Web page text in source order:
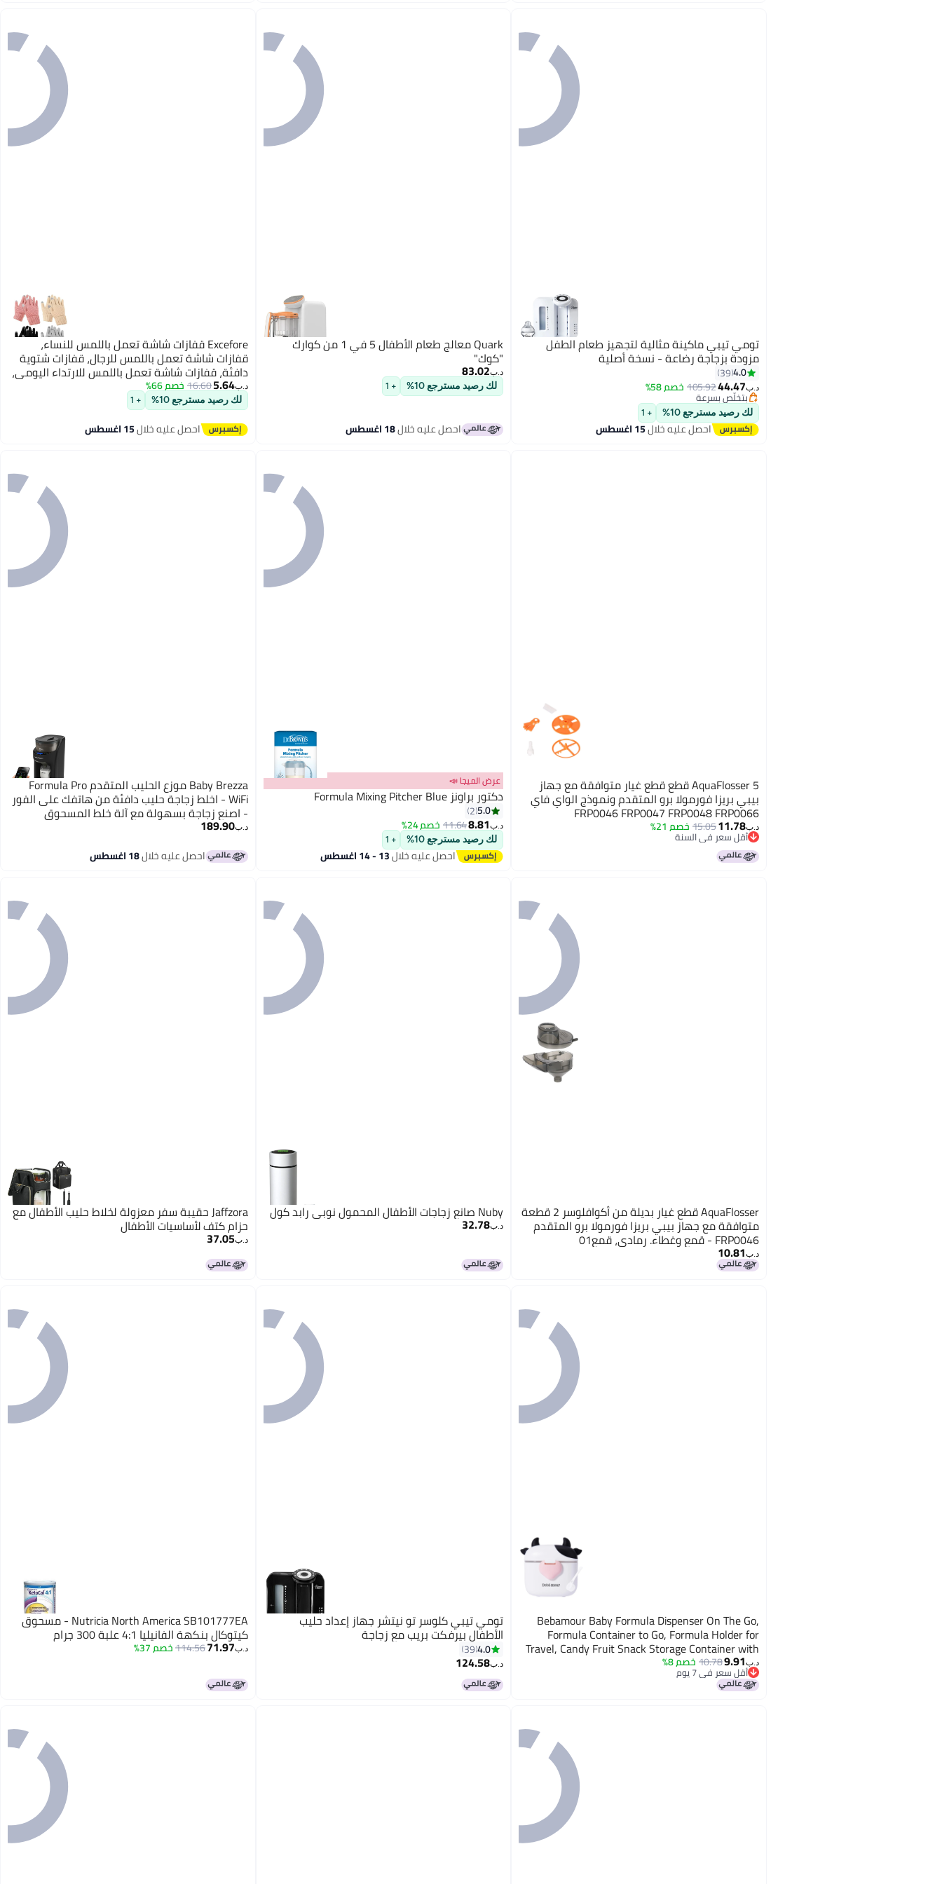
تومي تيبي ماكينة مثالية لتجهيز طعام الطفل
مزودة بزجاجة رضاعة - نسخة أصلية
4.0
39
د.ب‏44.47
105.92خصم 58%
بتخلّص بسرعة
بتخلّص بسرعة
لك رصيد مسترجع 10% + 1
احصل عليه خلال15 اغسطس
Quark معالج طعام الأطفال 5 في 1 من كوارك
"كوك"
د.ب‏83.02
لك رصيد مسترجع 10% + 1
احصل عليه خلال18 اغسطس
Excefore قفازات شاشة تعمل باللمس للنساء،
قفازات شاشة تعمل باللمس للرجال، قفازات شتوية
دافئة، قفازات شاشة تعمل باللمس للارتداء اليومي،
قفازات محبوكة ذات أكمام مرنة، إكسسوارات تدفئة
الشتاء، للقيادة وركوب الدراجات 4 أزواج
د.ب‏5.64
16.60 خصم 66%
لك رصيد مسترجع 10% + 1
احصل عليه خلال15 اغسطس
AquaFlosser 5 قطع قطع غيار متوافقة مع جهاز
بيبي بريزا فورمولا برو المتقدم ونموذج الواي فاي
FRP0046 FRP0047 FRP0048 FRP0066
د.ب‏11.78
15.05خصم 21%
أقل سعر في السنة
أقل سعر في السنة
عرض الميجا 📣
دكتور براونز Formula Mixing Pitcher Blue
5.0
2
د.ب‏8.81
11.64خصم 24%
لك رصيد مسترجع 10% + 1
احصل عليه خلال13 - 14 اغسطس
Baby Brezza موزع الحليب المتقدم Formula Pro
WiFi - اخلط زجاجة حليب دافئة من هاتفك على الفور
- اصنع زجاجة بسهولة مع آلة خلط المسحوق
التلقائية، باللون الأسود
د.ب‏189.90
احصل عليه خلال18 اغسطس
AquaFlosser قطع غيار بديلة من أكوافلوسر 2 قطعة
متوافقة مع جهاز بيبي بريزا فورمولا برو المتقدم
FRP0046 - قمع وغطاء. رمادي، قمع01
د.ب‏10.81
Nuby صانع زجاجات الأطفال المحمول نوبى رابد كول
د.ب‏32.78
Jaffzora حقيبة سفر معزولة لخلاط حليب الأطفال مع
حزام كتف لأساسيات الأطفال
د.ب‏37.05
Bebamour Baby Formula Dispenser On The Go,
Formula Container to Go, Formula Holder for
Travel, Candy Fruit Snack Storage Container with
Scoop and Leveller (Black)
د.ب‏9.91
10.78خصم 8%
أقل سعر في 7 يوم
أقل سعر في 7 يوم
تومي تيبي كلوسر تو نيتشر جهاز إعداد حليب
الأطفال بيرفكت بريب مع زجاجة
4.0
39
د.ب‏124.58
Nutricia North America SB101777EA - مسحوق
كيتوكال بنكهة الفانيليا 4:1 علبة 300 جرام
د.ب‏71.97
114.56خصم 37%